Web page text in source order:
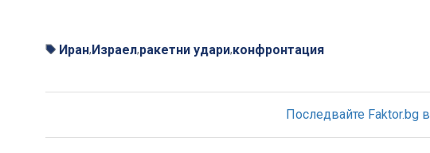
Иран,Израел,ракетни удари,конфронтация
Последвайте Faktor.bg в